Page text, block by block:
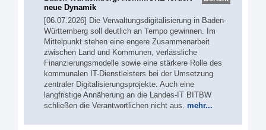
neue Dynamik
[06.07.2026] Die Verwaltungsdigitalisierung in Baden-
Württemberg soll deutlich an Tempo gewinnen. Im
Mittelpunkt stehen eine engere Zusammenarbeit
zwischen Land und Kommunen, verlässliche
Finanzierungsmodelle sowie eine stärkere Rolle des
kommunalen IT-Dienstleisters bei der Umsetzung
zentraler Digitalisierungsprojekte. Auch eine
langfristige Annäherung an die Landes-IT BITBW
schließen die Verantwortlichen nicht aus. mehr...